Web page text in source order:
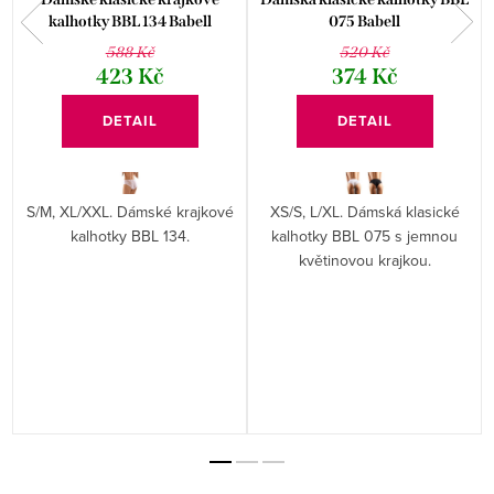
kalhotky BBL 134 Babell
588 Kč
423 Kč
DETAIL
S/M, XL/XXL. Dámské krajkové
kalhotky BBL 134.
075 Babell
520 Kč
374 Kč
DETAIL
XS/S, L/XL. Dámská klasické
kalhotky BBL 075 s jemnou
květinovou krajkou.